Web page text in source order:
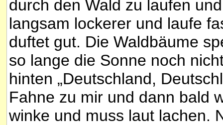
durch den Wald zu laufen
langsam lockerer und laufe
duftet gut. Die Waldbäume
so lange die Sonne noch
hinten „Deutschland,
Fahne zu mir und dann bald
winke und muss laut lachen.